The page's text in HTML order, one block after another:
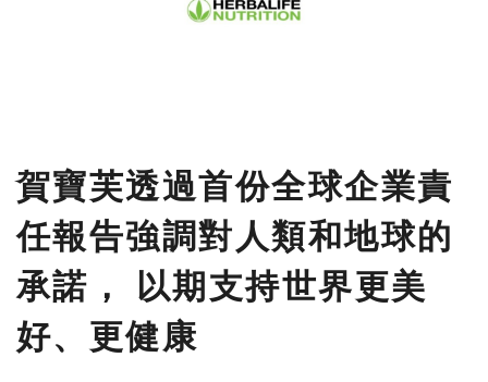
賀寶芙透過首份全球企業責
任報告強調對人類和地球的
承諾， 以期支持世界更美
好、更健康